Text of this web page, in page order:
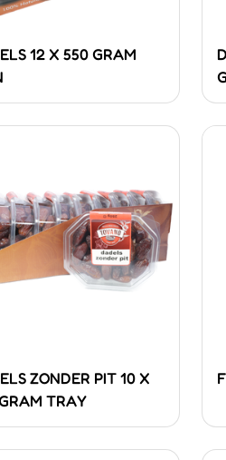
12 X 550 GRAM
ZONDER PIT 10 X
TRAY